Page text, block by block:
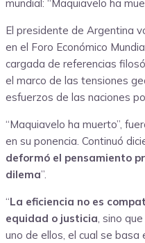
El presidente de Argentina
en el Foro Económico
cargada de referencias
el marco de las tensiones
esfuerzos de las naciones
“Maquiavelo ha muerto”,
en su ponencia. Continuó
deformó el pensamiento
dilema”.
“La eficiencia no es
equidad o justicia, sino
uno de ellos, el cual se